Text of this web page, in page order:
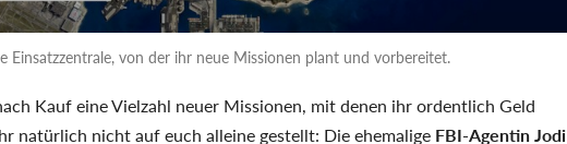
Einsatzzentrale, von der ihr neue Missionen plant und vorbereitet.
Kauf eine Vielzahl neuer Missionen, mit denen ihr ordentlich Geld
natürlich nicht auf euch alleine gestellt: Die ehemalige FBI-Agentin Jodi